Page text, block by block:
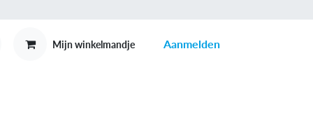
Mijn winkelmandje Aanmelden